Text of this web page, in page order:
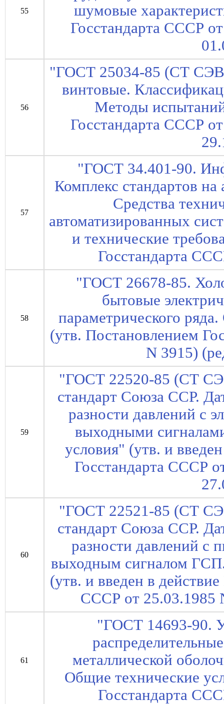
55
шумовые
Госстандарта СССР
56
"ГОСТ 25034-85 (СТ СЭВ
винтовые.
Методы
Госстандарта СССР
57
"ГОСТ 34.401-90.
Комплекс стандартов
Средства
автоматизированных
и технические
Госстандарта
58
"ГОСТ 26678-85.
бытовые
параметрического
(утв. Постановлением
N 3915)
59
"ГОСТ 22520-85 (СТ
стандарт Союза ССР.
разности давлений с
выходными
условия" (утв. и
Госстандарта СССР
60
"ГОСТ 22521-85 (СТ
стандарт Союза ССР.
разности давлений с
выходным сигналом
(утв. и введен в
СССР от 25.03.1985
61
"ГОСТ 14693-90.
металлической
Общие технические
Госстандарта